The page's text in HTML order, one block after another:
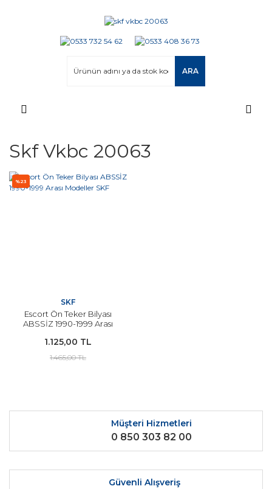
ARA
Skf Vkbc 20063
%23
SKF
Escort Ön Teker Bilyası
ABSSİZ 1990-1999 Arası
1.125,00 TL
1.465,00 TL
Müşteri Hizmetleri
0 850 303 82 00
Güvenli Alışveriş